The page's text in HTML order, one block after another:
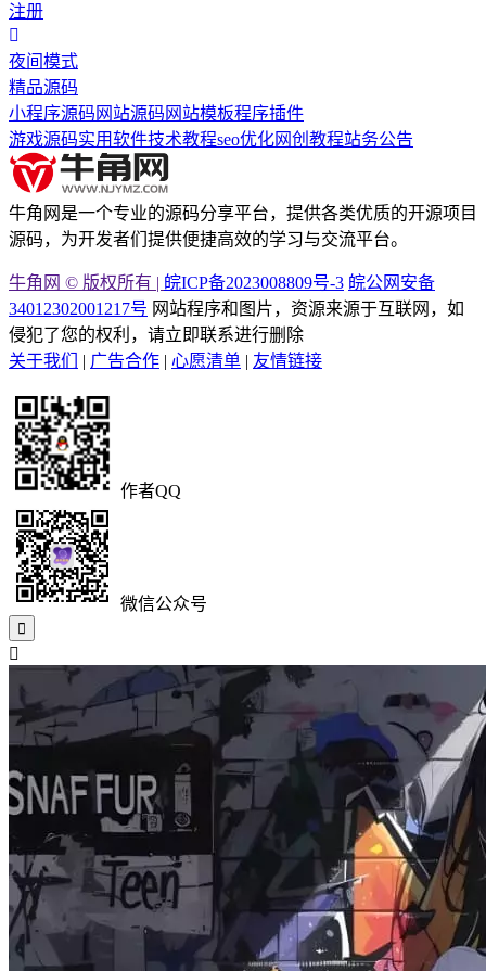
注册
夜间模式
精品源码
小程序源码 网站源码 网站模板程序插件
游戏源码实用软件技术教程seo优化网创教程站务公告
牛角网是一个专业的源码分享平台，提供各类优质的开源项目
源码，为开发者们提供便捷高效的学习与交流平台。
牛角网 © 版权所有 | 皖ICP备2023008809号-3 皖公网安备
34012302001217号 网站程序和图片，资源来源于互联网，如
侵犯了您的权利，请立即联系进行删除
关于我们
| 广告合作 | 心愿清单 | 友情链接
作者QQ
微信公众号